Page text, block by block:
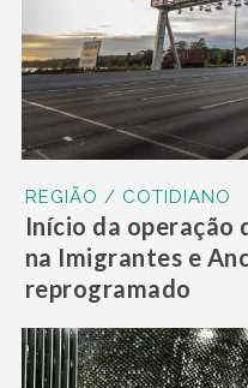
REGIÃO / COTIDIANO
Início da operação
na Imigrantes e
reprogramado